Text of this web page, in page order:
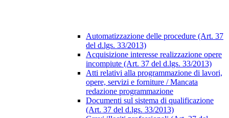
Automatizzazione delle procedure (Art. 37
del d.lgs. 33/2013)
Acquisizione interesse realizzazione opere
incompiute (Art. 37 del d.lgs. 33/2013)
Atti relativi alla programmazione di lavori,
opere, servizi e forniture / Mancata
redazione programmazione
Documenti sul sistema di qualificazione
(Art. 37 del d.lgs. 33/2013)